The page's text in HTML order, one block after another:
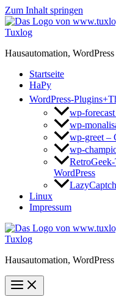
Zum Inhalt springen
Tuxlog
Hausautomation,
Startseite
HaPy
WordPress-
wp-
wp-
wp-greet –
wp-
WordPress
Linux
Impressum
Tuxlog
Hausautomation,